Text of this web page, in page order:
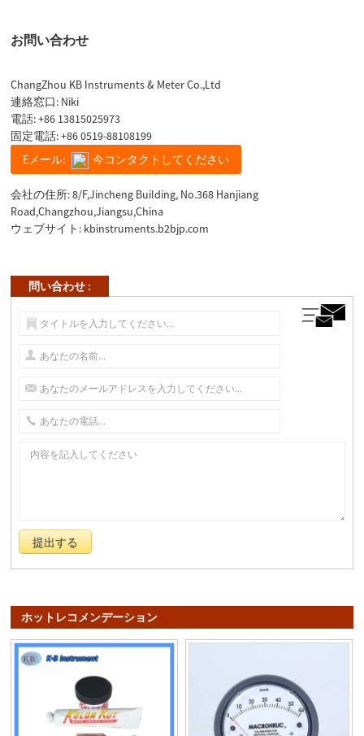
お問い合わせ
ChangZhou KB Instruments & Meter Co.,Ltd
連絡窓口: Niki
電話:+86 13815025973
固定電話:+86 0519-88108199
Eメール:
今コンタクトしてください
会社の住所: 8/F,Jincheng Building, No.368 Hanjiang
Road,Changzhou,Jiangsu,China
ウェブサイト: kbinstruments.b2bjp.com
問い合わせ :
ホットレコメンデーション